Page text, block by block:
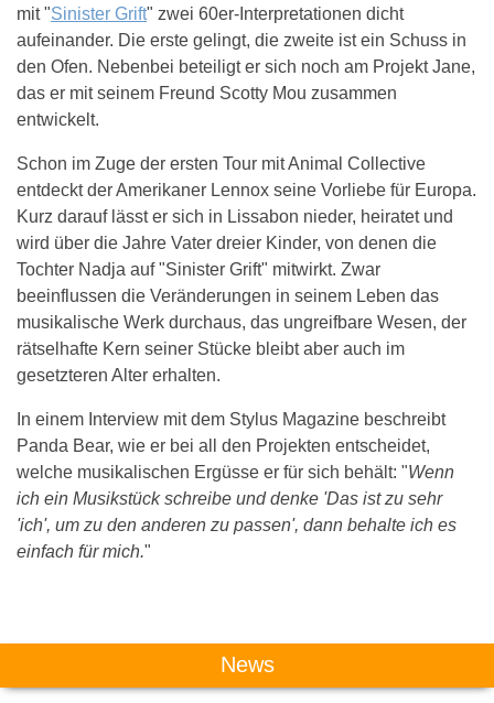
mit "Sinister Grift" zwei 60er-Interpretationen dicht
aufeinander. Die erste gelingt, die zweite ist ein Schuss in
den Ofen. Nebenbei beteiligt er sich noch am Projekt Jane,
das er mit seinem Freund Scotty Mou zusammen
entwickelt.
Schon im Zuge der ersten Tour mit Animal Collective
entdeckt der Amerikaner Lennox seine Vorliebe für Europa.
Kurz darauf lässt er sich in Lissabon nieder, heiratet und
wird über die Jahre Vater dreier Kinder, von denen die
Tochter Nadja auf "Sinister Grift" mitwirkt. Zwar
beeinflussen die Veränderungen in seinem Leben das
musikalische Werk durchaus, das ungreifbare Wesen, der
rätselhafte Kern seiner Stücke bleibt aber auch im
gesetzteren Alter erhalten.
In einem Interview mit dem Stylus Magazine beschreibt
Panda Bear, wie er bei all den Projekten entscheidet,
welche musikalischen Ergüsse er für sich behält: "Wenn
ich ein Musikstück schreibe und denke 'Das ist zu sehr
'ich', um zu den anderen zu passen', dann behalte ich es
einfach für mich."
Das könnte Dich auch interessieren:
News